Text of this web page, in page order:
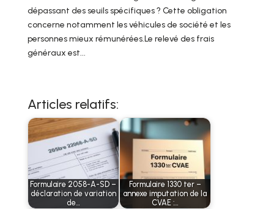
dépassant des seuils spécifiques ? Cette obligation
concerne notamment les véhicules de société et les
personnes mieux rémunérées.Le relevé des frais
généraux est...
Articles relatifs:
Formulaire 2058-A-SD –
déclaration de variation
de…
Formulaire 1330 ter –
annexe imputation de la
CVAE :…